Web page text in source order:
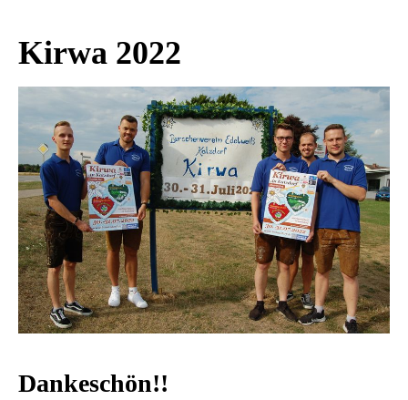
Kirwa 2022
Dankeschön!!